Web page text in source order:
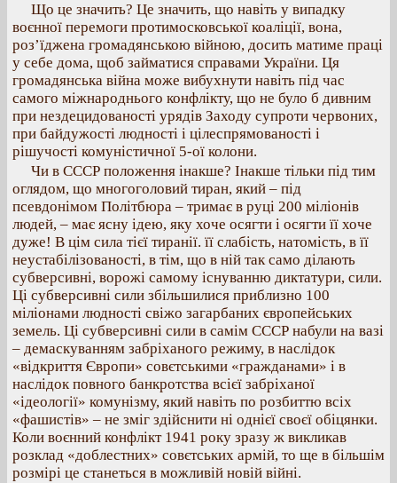
Що це значить? Це значить, що навіть у випадку
воєнної перемоги протимосковської коаліції, вона,
роз’їджена громадянською війною, досить матиме праці
у себе дома, щоб займатися справами України. Ця
громадянська війна може вибухнути навіть під час
самого міжнароднього конфлікту, що не було б дивним
при нездецидованості урядів Заходу супроти червоних,
при байдужості людності і цілеспрямованості і
рішучості комуністичної 5-ої колони.
Чи в СССР положення інакше? Інакше тільки під тим
оглядом, що многоголовий тиран, який – під
псевдонімом Політбюра – тримає в руці 200 міліонів
людей, – має ясну ідею, яку хоче осягти і осягти її хоче
дуже! В цім сила тієї тиранії. її слабість, натомість, в її
неустабілізованості, в тім, що в ній так само ділають
субверсивні, ворожі самому існуванню диктатури, сили.
Ці субверсивні сили збільшилися приблизно 100
міліонами людності свіжо загарбаних європейських
земель. Ці субверсивні сили в самім СССР набули на вазі
– демаскуванням забріханого режиму, в наслідок
«відкриття Європи» совєтськими «гражданами» і в
наслідок повного банкротства всієї забріханої
«ідеології» комунізму, який навіть по розбиттю всіх
«фашистів» – не зміг здійснити ні однієї своєї обіцянки.
Коли воєнний конфлікт 1941 року зразу ж викликав
розклад «доблестних» совєтських армій, то ще в більшім
розмірі це станеться в можливій новій війні.